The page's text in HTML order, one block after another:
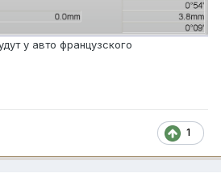
у авто французского
1